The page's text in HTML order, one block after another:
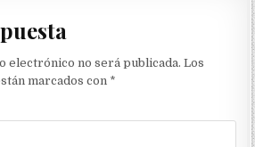
electrónico no será publicada. Los
marcados con *